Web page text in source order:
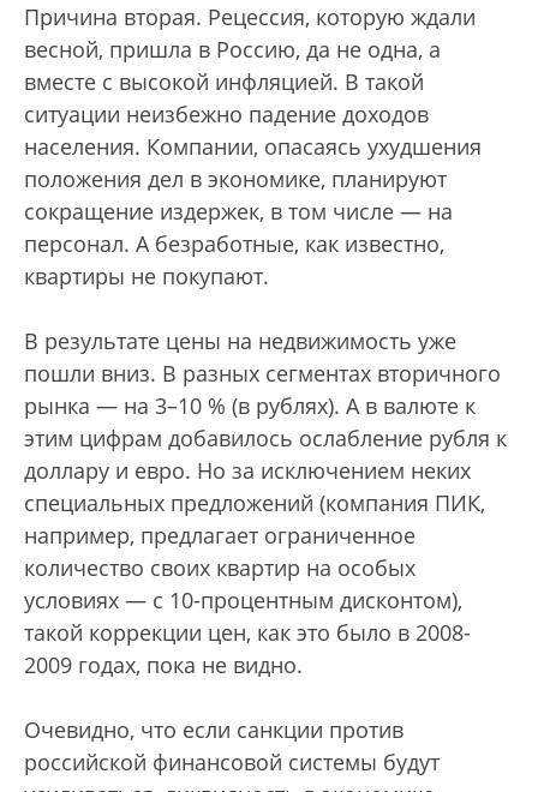
Причина вторая. Рецессия, которую ждали
весной, пришла в Россию, да не одна, а
вместе с высокой инфляцией. В такой
ситуации неизбежно падение доходов
населения. Компании, опасаясь ухудшения
положения дел в экономике, планируют
сокращение издержек, в том числе — на
персонал. А безработные, как известно,
квартиры не покупают.
В результате цены на недвижимость уже
пошли вниз. В разных сегментах вторичного
рынка — на 3–10 % (в рублях). А в валюте к
этим цифрам добавилось ослабление рубля к
доллару и евро. Но за исключением неких
специальных предложений (компания ПИК,
например, предлагает ограниченное
количество своих квартир на особых
условиях — с 10-процентным дисконтом),
такой коррекции цен, как это было в 2008-
2009 годах, пока не видно.
Очевидно, что если санкции против
российской финансовой системы будут